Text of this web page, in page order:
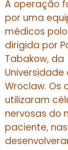
A operação
por uma
médicos
dirigida por
Tabakow, da
Universidade
Wroclaw. Os
utilizaram
nervosas do
paciente,